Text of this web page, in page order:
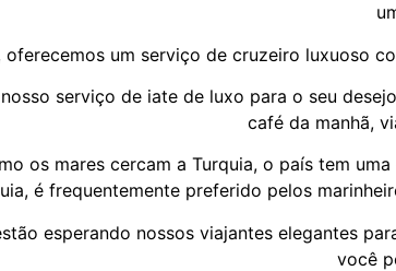
oferecemos um serviço de cruzeiro luxuoso
serviço de iate de luxo para o seu
café da manhã,
os mares cercam a Turquia, o país tem
é frequentemente preferido pelos
esperando nossos viajantes elegantes
você